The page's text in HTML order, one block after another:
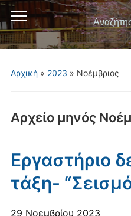
Εναλλαγή
του
μενού
για
για:
Αρχική» 2023 » Νοέμβριος
Αρχείο μηνός
Εργαστήριο
τάξη-
29 Νοεμβρίου 2023